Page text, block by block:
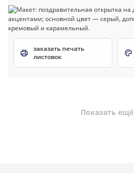
заказать печать
листовок
Показать ещё